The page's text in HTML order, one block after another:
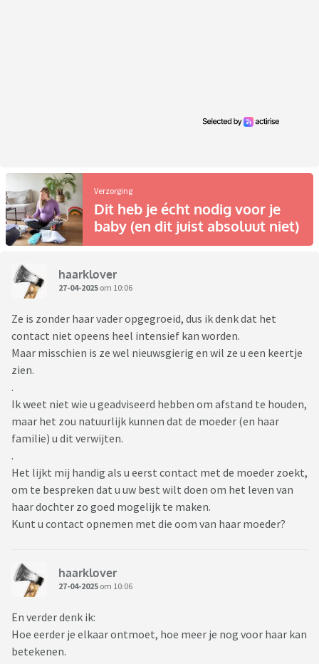
Verzorging
Dit heb je écht nodig voor je
baby (en dit juist absoluut niet)
haarklover
27-04-2025 om 10:06
Ze is zonder haar vader opgegroeid, dus ik denk dat het
contact niet opeens heel intensief kan worden.
Maar misschien is ze wel nieuwsgierig en wil ze u een keertje
zien.
.
Ik weet niet wie u geadviseerd hebben om afstand te houden,
maar het zou natuurlijk kunnen dat de moeder (en haar
familie) u dit verwijten.
.
Het lijkt mij handig als u eerst contact met de moeder zoekt,
om te bespreken dat u uw best wilt doen om het leven van
haar dochter zo goed mogelijk te maken.
Kunt u contact opnemen met die oom van haar moeder?
haarklover
27-04-2025 om 10:06
En verder denk ik:
Hoe eerder je elkaar ontmoet, hoe meer je nog voor haar kan
betekenen.